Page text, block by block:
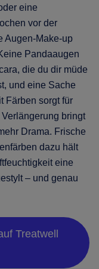
eine
vor der
Augen-Make-up
Pandaaugen
die du dir müde
und eine Sache
Färben sorgt für
bringt
Drama. Frische
dazu hält
eine
– und genau
Treatwell